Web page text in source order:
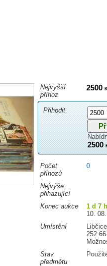
Nejvyšší
příhoz
2500
Přihodit
2500
Počet
příhozů
0
Nejvýše
přihazující
Konec aukce
1 d 7
10.
Umístění
252 66
Stav
předmětu